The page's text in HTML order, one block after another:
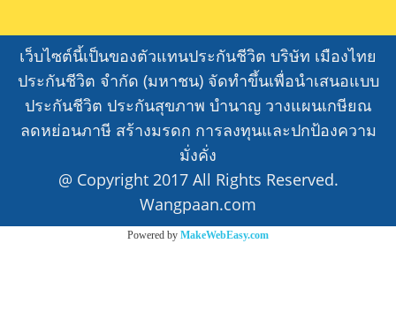
เว็บไซต์นี้เป็นของตัวแทนประกันชีวิต บริษัท เมืองไทย
ประกันชีวิต จำกัด (มหาชน) จัดทำขึ้นเพื่อนำเสนอแบบ
ประกันชีวิต ประกันสุขภาพ บำนาญ วางแผนเกษียณ
ลดหย่อนภาษี สร้างมรดก การลงทุนและปกป้องความ
มั่งคั่ง
@ Copyright 2017 All Rights Reserved.
Wangpaan.com
Powered by MakeWebEasy.com